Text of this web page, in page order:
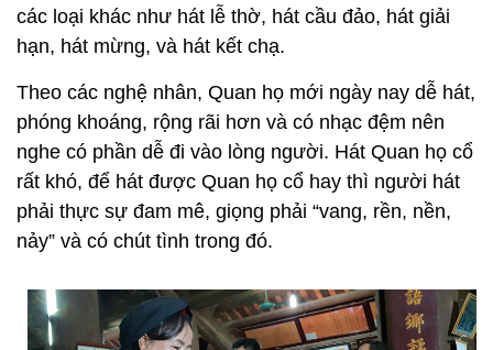
các loại khác như hát lễ thờ, hát cầu đảo, hát giải
hạn, hát mừng, và hát kết chạ.
Theo các nghệ nhân, Quan họ mới ngày nay dễ hát,
phóng khoáng, rộng rãi hơn và có nhạc đệm nên
nghe có phần dễ đi vào lòng người. Hát Quan họ cổ
rất khó, để hát được Quan họ cổ hay thì người hát
phải thực sự đam mê, giọng phải “vang, rền, nền,
nảy” và có chút tình trong đó.